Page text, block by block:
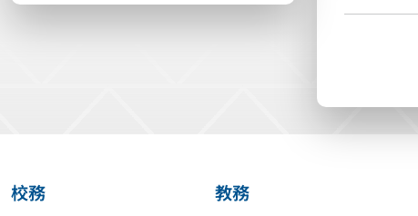
校務 教務